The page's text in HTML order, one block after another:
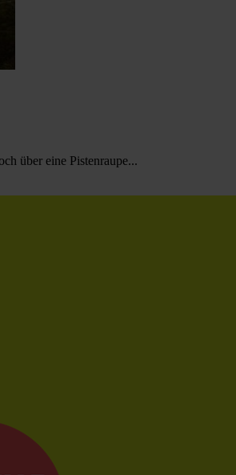
über eine Pistenraupe...